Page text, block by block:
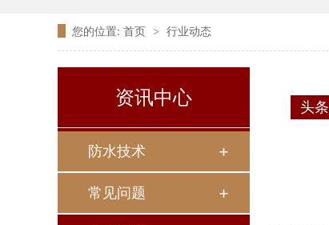
您的位置: 首页 > 行业动态
资讯中心
防水技术
常见问题
头条